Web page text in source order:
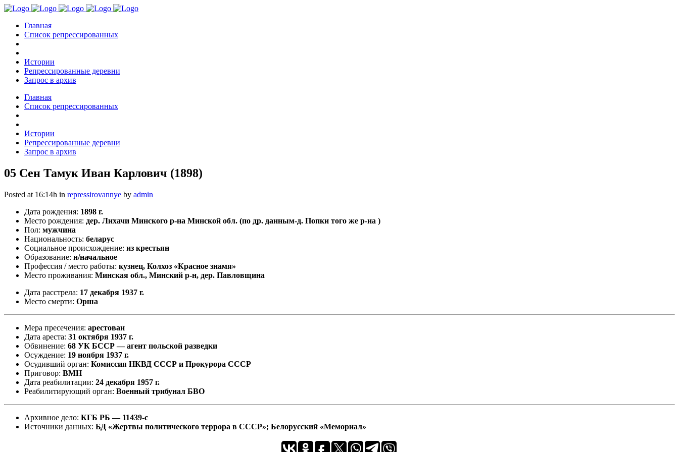
Главная
Список репрессированных
Истории
Репрессированные деревни
Запрос в архив
Главная
Список репрессированных
Истории
Репрессированные деревни
Запрос в архив
05 Сен Тамук Иван Карлович (1898)
Posted at 16:14h in repressirovannye by admin
Дата рождения: 1898 г.
Место рождения: дер. Лихачи Минского р-на Минской обл. (по др. данным-д. Попки того же р-на )
Пол: мужчина
Национальность: беларус
Социальное происхождение: из крестьян
Образование: н/начальное
Профессия / место работы: кузнец, Колхоз «Красное знамя»
Место проживания: Минская обл., Минский р-н, дер. Павловщина
Дата расстрела: 17 декабря 1937 г.
Место смерти: Орша
Мера пресечения: арестован
Дата ареста: 31 октября 1937 г.
Обвинение: 68 УК БССР — агент польской разведки
Осуждение: 19 ноября 1937 г.
Осудивший орган: Комиссия НКВД СССР и Прокурора СССР
Приговор: ВМН
Дата реабилитации: 24 декабря 1957 г.
Реабилитирующий орган: Военный трибунал БВО
Архивное дело: КГБ РБ — 11439-с
Источники данных: БД «Жертвы политического террора в СССР»; Белорусский «Мемориал»